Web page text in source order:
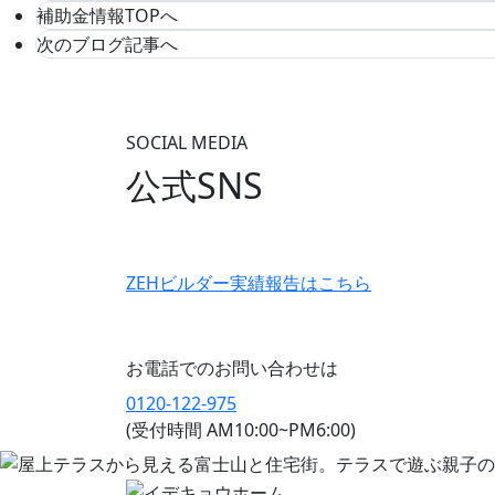
補助金情報TOPへ
次のブログ記事へ
SOCIAL MEDIA
公式SNS
ZEHビルダー実績報告はこちら
お電話でのお問い合わせは
0120-122-975
(受付時間 AM10:00~PM6:00)